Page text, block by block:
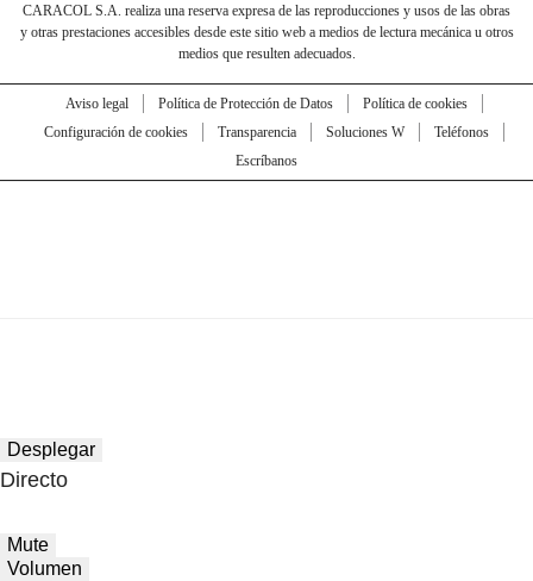
CARACOL S.A. realiza una reserva expresa de las reproducciones y usos de las obras
y otras prestaciones accesibles desde este sitio web a medios de lectura mecánica u otros
medios que resulten adecuados.
Aviso legal Política de Protección de Datos
Política de cookies
Configuración de cookies
Transparencia Soluciones W
Teléfonos
Escríbanos
Desplegar
Directo
Mute
Volumen